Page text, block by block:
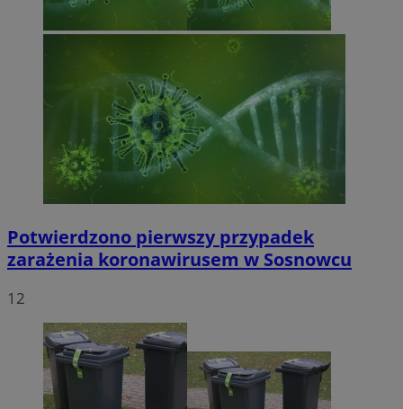
Potwierdzono pierwszy przypadek
zarażenia koronawirusem w Sosnowcu
12